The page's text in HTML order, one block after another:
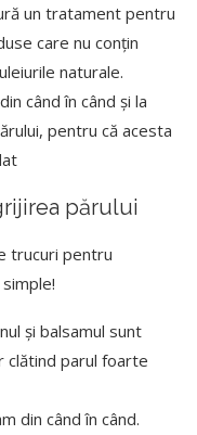
un tratament pentru
care nu conțin
naturale.
când în când și la
pentru că acesta
părului
trucuri pentru
și balsamul sunt
clătind parul foarte
din când în când.